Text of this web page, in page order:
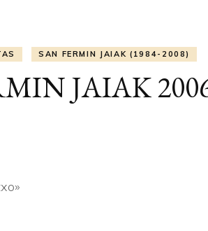
ARTÍ­CULOS
SAN FERMIN JAIAK (1984-2008)
JAIAK